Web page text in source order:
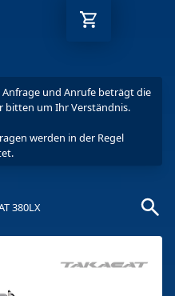
und Anrufe beträgt die
bitten um Ihr Verständnis.
werden in der Regel
380LX